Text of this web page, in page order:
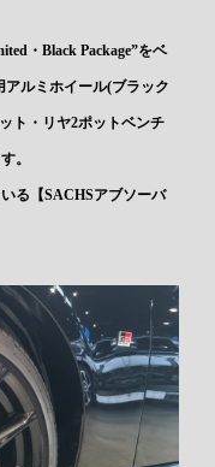
・Black Package”をベ
アルミホイール(ブラック
ト・リヤ2ポットベンチ
。
る【SACHSアブソーバ